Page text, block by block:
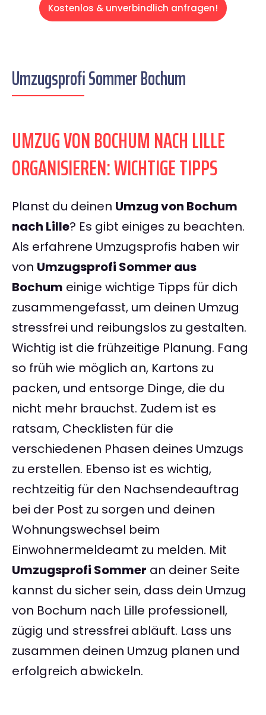
Kostenlos & unverbindlich anfragen!
Umzugsprofi Sommer Bochum
UMZUG VON BOCHUM NACH LILLE
ORGANISIEREN: WICHTIGE TIPPS
Planst du deinen Umzug von Bochum
nach Lille? Es gibt einiges zu beachten.
Als erfahrene Umzugsprofis haben wir
von Umzugsprofi Sommer aus
Bochum einige wichtige Tipps für dich
zusammengefasst, um deinen Umzug
stressfrei und reibungslos zu gestalten.
Wichtig ist die frühzeitige Planung. Fang
so früh wie möglich an, Kartons zu
packen, und entsorge Dinge, die du
nicht mehr brauchst. Zudem ist es
ratsam, Checklisten für die
verschiedenen Phasen deines Umzugs
zu erstellen. Ebenso ist es wichtig,
rechtzeitig für den Nachsendeauftrag
bei der Post zu sorgen und deinen
Wohnungswechsel beim
Einwohnermeldeamt zu melden. Mit
Umzugsprofi Sommer an deiner Seite
kannst du sicher sein, dass dein Umzug
von Bochum nach Lille professionell,
zügig und stressfrei abläuft. Lass uns
zusammen deinen Umzug planen und
erfolgreich abwickeln.